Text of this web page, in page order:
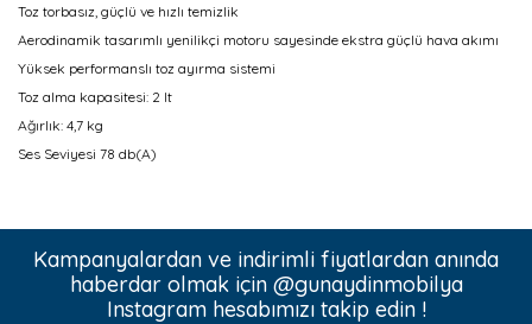
Toz torbasız, güçlü ve hızlı temizlik
Aerodinamik tasarımlı yenilikçi motoru sayesinde ekstra güçlü hava akımı
Yüksek performanslı toz ayırma sistemi
Toz alma kapasitesi: 2 lt
Ağırlık: 4,7 kg
Ses Seviyesi 78 db(A)
Kampanyalardan ve indirimli fiyatlardan anında
haberdar olmak için @gunaydinmobilya
Instagram hesabımızı takip edin !